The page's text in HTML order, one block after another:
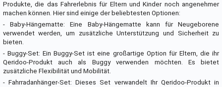
Produkte, die das Fahrerlebnis für Eltern und Kinder noch angenehmer
machen können. Hier sind einige der beliebtesten Optionen:
- Baby-Hängematte: Eine Baby-Hängematte kann für Neugeborene
verwendet werden, um zusätzliche Unterstützung und Sicherheit zu
bieten.
- Buggy-Set: Ein Buggy-Set ist eine großartige Option für Eltern, die ihr
Qeridoo-Produkt auch als Buggy verwenden möchten. Es bietet
zusätzliche Flexibilität und Mobilität.
- Fahrradanhänger-Set: Dieses Set verwandelt Ihr Qeridoo-Produkt in